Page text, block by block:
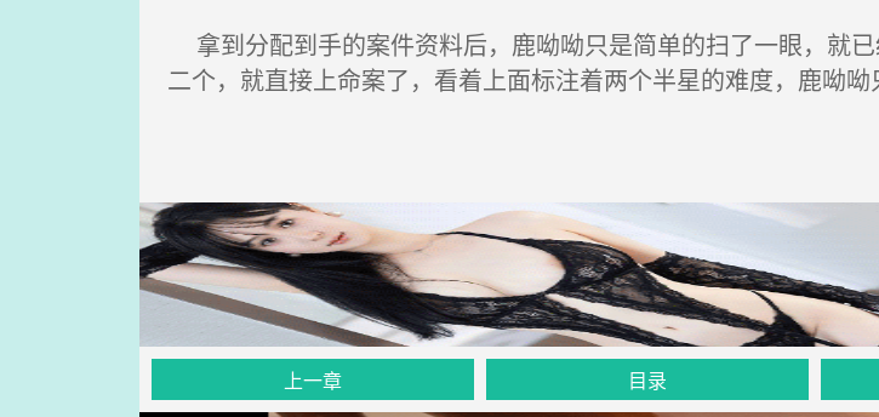
拿到分配到手的案件资料后，鹿呦呦只是简单的扫了一眼，就
二个，就直接上命案了，看着上面标注着两个半星的难度，鹿呦
上一章 目录